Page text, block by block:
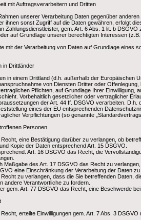
mit Auftragsverarbeitern und Dritten
unserer Verarbeitung Daten gegenüber
ihnen sonst Zugriff auf die Daten gewähren, erfolgt
Zahlungsdienstleister, gem. Art. 6 Abs. 1 lit. b
auf Grundlage unserer berechtigten Interessen
mit der Verarbeitung von Daten auf Grundlage eines
in Drittländer
in einem Drittland (d.h. außerhalb der Europäischen
von Diensten Dritter oder
Pflichten, auf Grundlage Ihrer Einwilligung,
Vorbehaltlich gesetzlicher oder vertraglicher
der Art. 44 ff. DSGVO verarbeiten.
eines der EU entsprechenden
Verpflichtungen (so genannte
Personen
eine Bestätigung darüber zu verlangen, ob
Kopie der Daten entsprechend Art. 15 DSGVO.
Art. 16 DSGVO das Recht, die
Maßgabe des Art. 17 DSGVO das Recht zu
eine Einschränkung der Verarbeitung der Daten
zu verlangen, dass die Sie betreffenden Daten,
andere Verantwortliche zu fordern.
gem. Art. 77 DSGVO das Recht, eine Beschwerde
erteilte Einwilligungen gem. Art. 7 Abs. 3